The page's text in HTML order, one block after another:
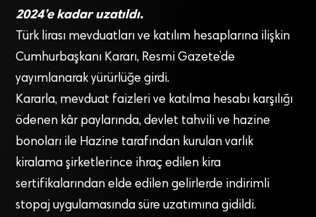
2024’e kadar uzatıldı.
Türk lirası mevduatları ve katılım hesaplarına ilişkin
Cumhurbaşkanı Kararı, Resmi Gazete’de
yayımlanarak yürürlüğe girdi.
Kararla, mevduat faizleri ve katılma hesabı karşılığı
ödenen kâr paylarında, devlet tahvili ve hazine
bonoları ile Hazine tarafından kurulan varlık
kiralama şirketlerince ihraç edilen kira
sertifikalarından elde edilen gelirlerde indirimli
stopaj uygulamasında süre uzatımına gidildi.